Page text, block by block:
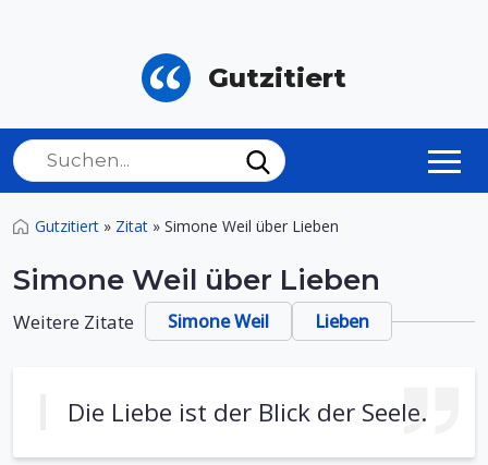
Gutzitiert
Gutzitiert » Zitat » Simone Weil über Lieben
Simone Weil über Lieben
Weitere Zitate Simone Weil Lieben
Die Liebe ist der Blick der Seele.